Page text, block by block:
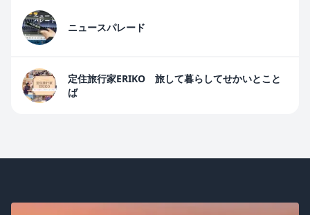
ニュースパレード
定住旅行家ERIKO 旅して暮らしてせかいとこと
ば